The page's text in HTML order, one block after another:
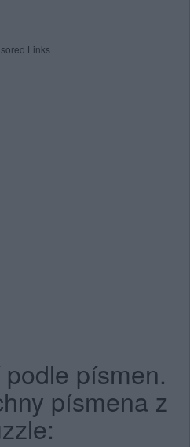
Links
písmen.
písmena z